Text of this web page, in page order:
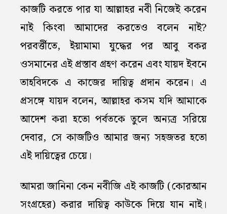
কাজটি করতে পার যা আল্লাহর নবী নিজেই করেন
নাই কিংবা আমাদের করতেও বলেন নাই?
পরবর্ত্তীতে, ইয়ামামা যুদ্ধের পর আবু বকর
ওসমানের এই প্রস্তাব গ্রহণ করেন এবং যায়দ ইবনে
তাহবিদকে এ কাজের দায়িত্ব প্রদান করেন। এ
প্রসঙ্গে যায়দ বলেন, আল্লাহর কসম যদি আমাকে
আদেশ করা হতো পর্বতকে তুলে অন্যত্র সরিয়ে
দেবার, সে কাজটিও আমার জন্য সহজতর হতো
এই দায়িত্বের চেয়ে।
আমরা জানিনা কেন নবীজি এই কাজটি (কোরআন
সংগ্রহের) করার দায়িত্ব কাউকে দিয়ে যান নাই।